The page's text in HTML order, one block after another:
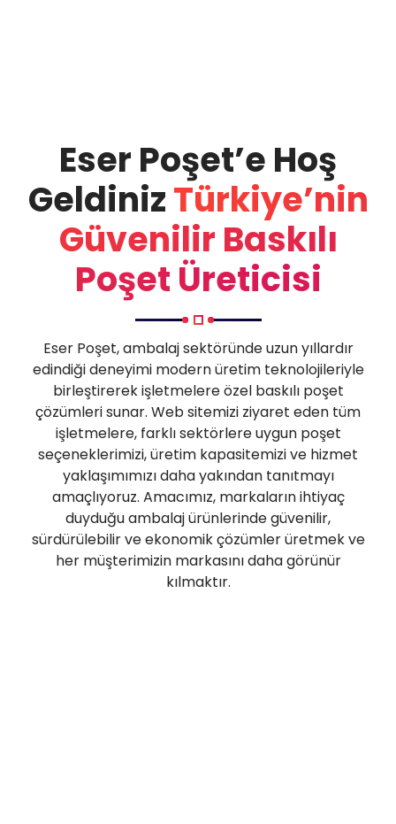
Eser Poşet’e Hoş
GeldinizTürkiye’nin
Güvenilir Baskılı
Poşet Üreticisi
Eser Poşet, ambalaj sektöründe uzun yıllardır
edindiği deneyimi modern üretim teknolojileriyle
birleştirerek işletmelere özel baskılı poşet
çözümleri sunar. Web sitemizi ziyaret eden tüm
işletmelere, farklı sektörlere uygun poşet
seçeneklerimizi, üretim kapasitemizi ve hizmet
yaklaşımımızı daha yakından tanıtmayı
amaçlıyoruz. Amacımız, markaların ihtiyaç
duyduğu ambalaj ürünlerinde güvenilir,
sürdürülebilir ve ekonomik çözümler üretmek ve
her müşterimizin markasını daha görünür
kılmaktır.